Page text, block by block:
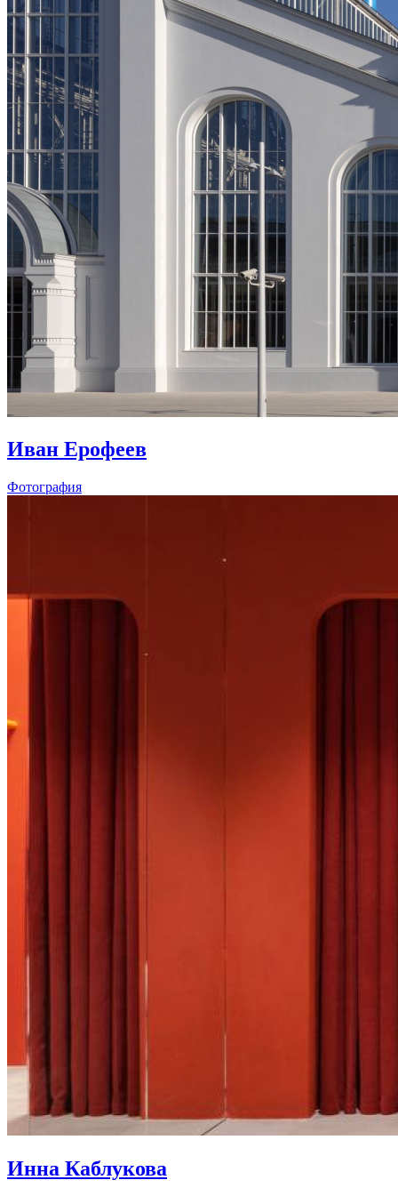
Иван Ерофеев
Фотография
Инна Каблукова